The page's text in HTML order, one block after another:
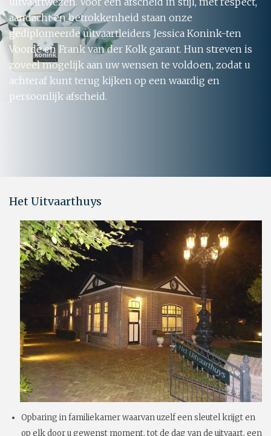
aandacht en betrokkenheid staan onze
gediplomeerde uitvaartleiders Jessica Konink-ten
Voorde en Frank van der Kolk garant. Hun streven is
zoveel mogelijk aan uw wensen te voldoen, zodat u
achteraf kunt terug kijken op een waardig en
persoonlijk afscheid.
Het Uitvaarthuys
Opbaring in familiekamer waarvan uzelf een sleutel krijgt en
op elk door u gewenst moment, tot de dag van de uitvaart, een